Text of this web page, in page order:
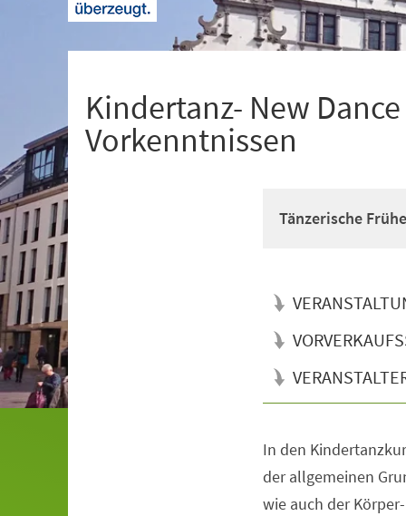
Kindertanz- New
Vorkenntnissen
Tänzerische
In den
der allgemeinen
wie auch der